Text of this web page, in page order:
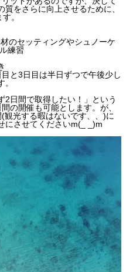
をさらに向上させるために、
。
のセッティングやシュノーケ
練習
と3日目は半日ずつで午後少し
2日間で取得したい！」という
の開催も可能とします。が、
観光する暇はないです、、)に
にさせてくださいm(_ _)m